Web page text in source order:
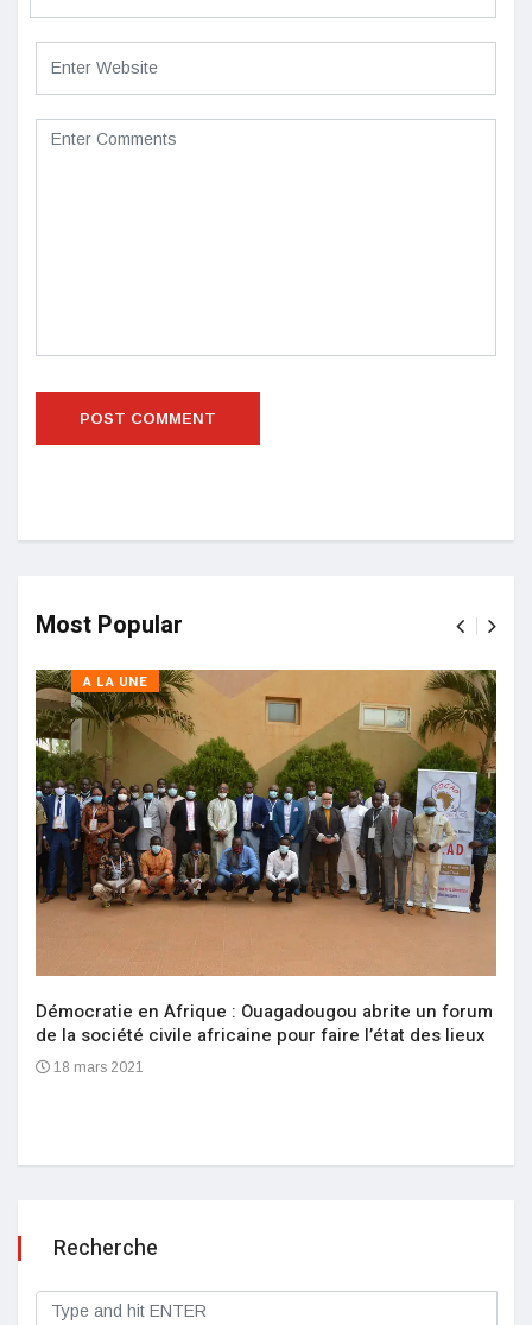
Most Popular
A LA UNE
Démocratie en Afrique : Ouagadougou abrite un forum
de la société civile africaine pour faire l’état des lieux
18 mars 2021
Recherche